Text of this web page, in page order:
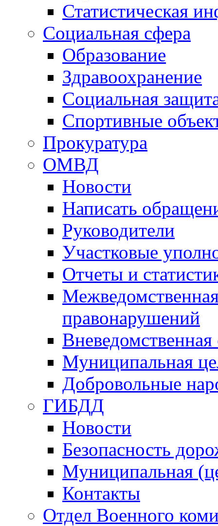
Статистическая
Социальная сфера
Образование
Здравоохранение
Социальная
Спортивные
Прокуратура
ОМВД
Новости
Написать
Руководители
Участковые
Отчеты и
правонарушений
Вневедомственная
Муниципальная
Добровольные
ГИБДД
Новости
Безопасность
Муниципальная
Контакты
Отдел Военного